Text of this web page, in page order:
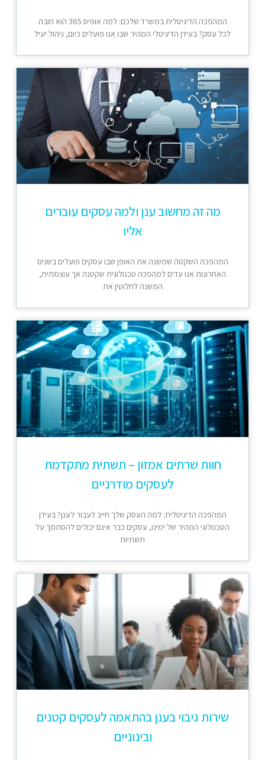
המהפכה הדיגיטלית במשרד שלכם: למה אופיס 365 הוא חובה
לכל עסק? בעידן הדיגיטלי המהיר שבו אנו פועלים כיום, ניהול יעיל
מה זה מחשוב ענן ולמה עסקים עוברים
אליו
המהפכה השקטה שמשנה את האופן שבו עסקים פועלים בשנים
האחרונות אנו עדים למהפכה טכנולוגית שקטנה אך עוצמתית,
המשנה לחלוטין את
חוות שרתים אמזון – תשתית מתקדמת
לעסקים מודרניים
המהפכה הדיגיטלית: למה העסק שלך חייב לעבור לענן? בעידן
הטכנולוגי המהיר של ימינו, עסקים כבר אינם יכולים להסתמך על
תשתיות
שירות גיבוי בענן בהתאמה לעסקים קטנים
ובינוניים